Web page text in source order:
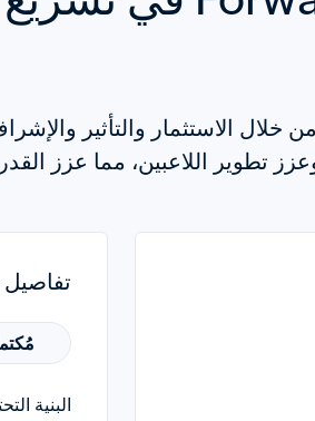
تطوير اللاعبين، مما عزز
تفاصيل
البنية